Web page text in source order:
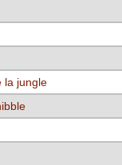
la jungle